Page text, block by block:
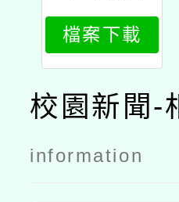
青年英語服
務營學校申
辦說明會實
施計畫
檔案下載
校園新聞-
information